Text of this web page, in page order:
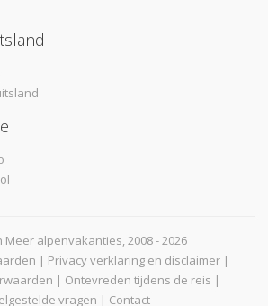
alpenvakanties, 2008 - 2026
| Privacy verklaring en disclaimer |
| Ontevreden tijdens de reis |
vragen | Contact